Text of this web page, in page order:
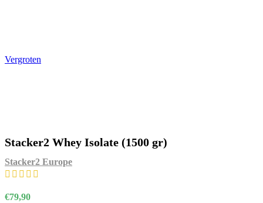
Vergroten
Stacker2 Whey Isolate (1500 gr)
Stacker2 Europe
€79,90